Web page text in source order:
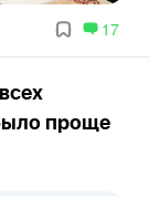
17
проще